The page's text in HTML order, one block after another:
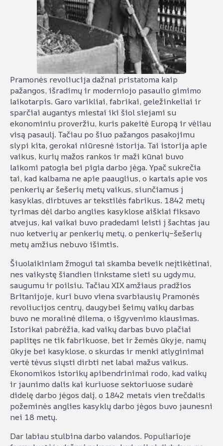
Pramonės revoliucija dažnai pristatoma kaip
pažangos, išradimų ir moderniojo pasaulio gimimo
laikotarpis. Garo varikliai, fabrikai, geležinkeliai ir
sparčiai augantys miestai iki šiol siejami su
ekonominiu proveržiu, kuris pakeitė Europą ir vėliau
visą pasaulį. Tačiau po šiuo pažangos pasakojimu
slypi kita, gerokai niūresnė istorija. Tai istorija apie
vaikus, kurių mažos rankos ir maži kūnai buvo
laikomi patogia bei pigia darbo jėga. Ypač sukrečia
tai, kad kalbama ne apie paauglius, o kartais apie vos
penkerių ar šešerių metų vaikus, siunčiamus į
kasyklas, dirbtuves ar tekstilės fabrikus. 1842 metų
tyrimas dėl darbo anglies kasyklose aiškiai fiksavo
atvejus, kai vaikai buvo pradedami leisti į šachtas jau
nuo ketverių ar penkerių metų, o penkerių–šešerių
metų amžius nebuvo išimtis.
Šiuolaikiniam žmogui tai skamba beveik neįtikėtinai,
nes vaikystę šiandien linkstame sieti su ugdymu,
saugumu ir poilsiu. Tačiau XIX amžiaus pradžios
Britanijoje, kuri buvo viena svarbiausių Pramonės
revoliucijos centrų, daugybei šeimų vaikų darbas
buvo ne moralinė dilema, o išgyvenimo klausimas.
Istorikai pabrėžia, kad vaikų darbas buvo plačiai
paplitęs ne tik fabrikuose, bet ir žemės ūkyje, namų
ūkyje bei kasyklose, o skurdas ir menki atlyginimai
vertė tėvus siųsti dirbti net labai mažus vaikus.
Ekonomikos istorikų apibendrinimai rodo, kad vaikų
ir jaunimo dalis kai kuriuose sektoriuose sudarė
didelę darbo jėgos dalį, o 1842 metais vien trečdalis
požeminės anglies kasyklų darbo jėgos buvo jaunesni
nei 18 metų.
Dar labiau stulbina darbo valandos. Populiarioje